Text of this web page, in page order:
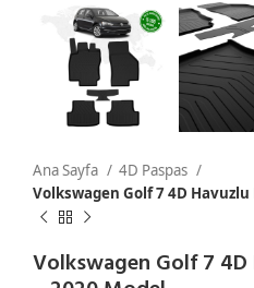
Ana Sayfa
4D Paspas
Volkswagen Golf 7 4D Havuzlu
Volkswagen Golf 7 4D